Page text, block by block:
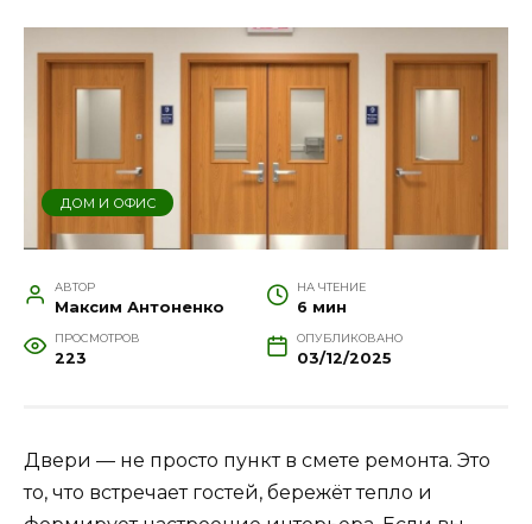
ДОМ И ОФИС
АВТОР
Максим Антоненко
НА ЧТЕНИЕ
6 мин
ПРОСМОТРОВ
223
ОПУБЛИКОВАНО
03/12/2025
Двери — не просто пункт в смете ремонта. Это
то, что встречает гостей, бережёт тепло и